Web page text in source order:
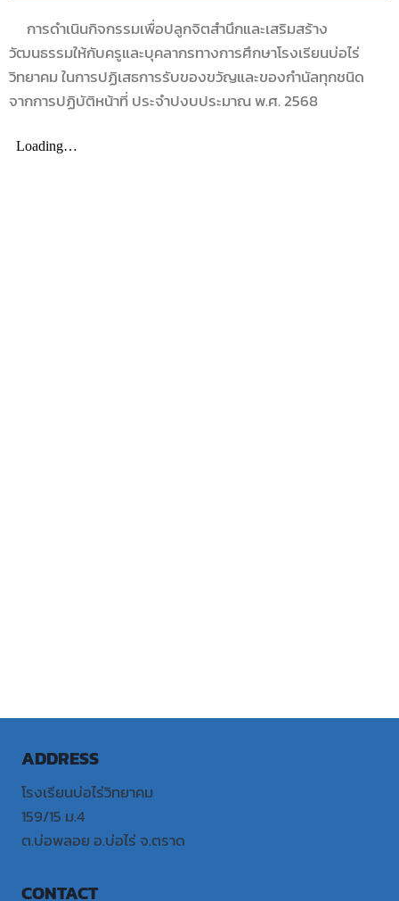
การดำเนินกิจกรรมเพื่อปลูกจิตสำนึกและเสริมสร้าง
วัฒนธรรมให้กับครูและบุคลากรทางการศึกษาโรงเรียนบ่อไร่
วิทยาคม ในการปฏิเสธการรับของขวัญและของกำนัลทุกชนิด
จากการปฏิบัติหน้าที่ ประจำปงบประมาณ พ.ศ. 2568
ADDRESS
โรงเรียนบ่อไร่วิทยาคม
159/15 ม.4
ต.บ่อพลอย อ.บ่อไร่ จ.ตราด
CONTACT